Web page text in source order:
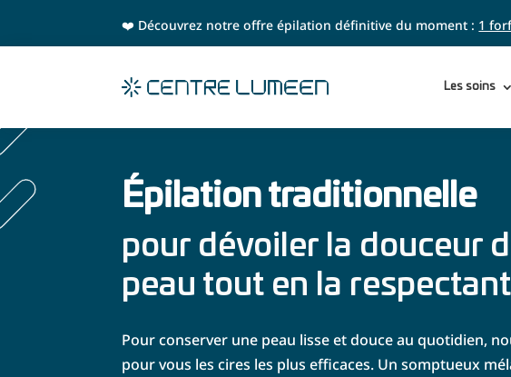
❤️ Découvrez notre offre épilation définitive du moment : 1
Les soins
Épilation traditionnelle
pour dévoiler la douceur
peau tout en la
Pour conserver une peau lisse et douce au quotidien,
pour vous les cires les plus efficaces. Un somptueux